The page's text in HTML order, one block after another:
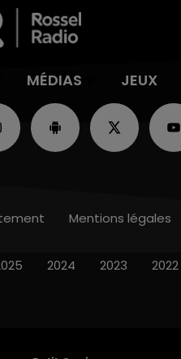
MÉDIAS JEUX
Mentions légales
2024 2023 2022